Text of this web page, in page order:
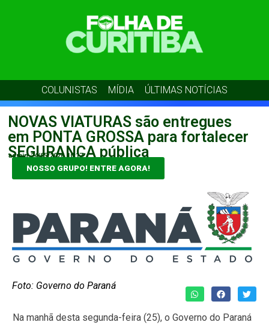
COLUNISTAS MÍDIA ÚLTIMAS NOTÍCIAS
NOVAS VIATURAS são entregues
em PONTA GROSSA para fortalecer
SEGURANÇA pública
admin 24/05/2026 10:17
NOSSO GRUPO! ENTRE AGORA!
Foto: Governo do Paraná
Na manhã desta segunda-feira (25), o Governo do Paraná